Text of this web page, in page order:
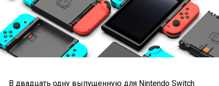
В двадцать одну выпущенную для Nintendo Switch